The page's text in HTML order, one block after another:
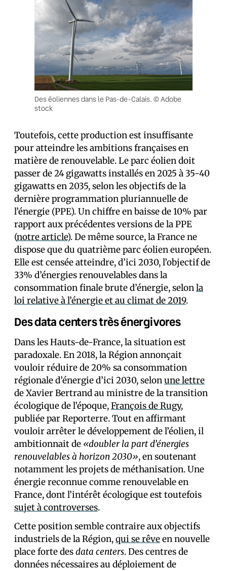
Des éoliennes dans le Pas-de-Calais. © Adobe
stock
Toutefois, cette production est insuffisante
pour atteindre les ambitions françaises en
matière de renouvelable. Le parc éolien doit
passer de 24 gigawatts installés en 2025 à 35-40
gigawatts en 2035, selon les objectifs de la
dernière programmation pluriannuelle de
l’énergie (PPE). Un chiffre en baisse de 10% par
rapport aux précédentes versions de la PPE
(notre article). De même source, la France ne
dispose que du quatrième parc éolien européen.
Elle est censée atteindre, d’ici 2030, l’objectif de
33% d’énergies renouvelables dans la
consommation finale brute d’énergie, selonla
loi relative à l’énergie et au climat de 2019.
Des data centers très énergivores
Dans les Hauts-de-France, la situation est
paradoxale. En 2018, la Région annonçait
vouloir réduire de 20% sa consommation
régionale d’énergie d’ici 2030, selonune lettre
de Xavier Bertrand au ministre de la transition
écologique de l’époque,François de Rugy,
publiée par Reporterre. Tout en affirmant
vouloir arrêter le développement de l’éolien, il
ambitionnait de «doubler la part d’énergies
renouvelables à horizon 2030», en soutenant
notamment les projets de méthanisation. Une
énergie reconnue comme renouvelable en
France, dont l’intérêt écologique est toutefois
sujet à controverses.
Cette position semble contraire aux objectifs
industriels de la Région,qui se rêveen nouvelle
place forte desdata centers. Des centres de
données nécessaires au déploiement de